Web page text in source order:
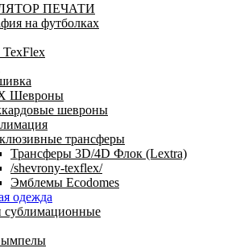
ПЕЧАТИ
на футболках
Шевроны
шевроны
трансферы
Трансферы 3D/4D Флок (Lextra)
/shevrony-texflex/
Эмблемы Ecodomes
одежда
сублимационные